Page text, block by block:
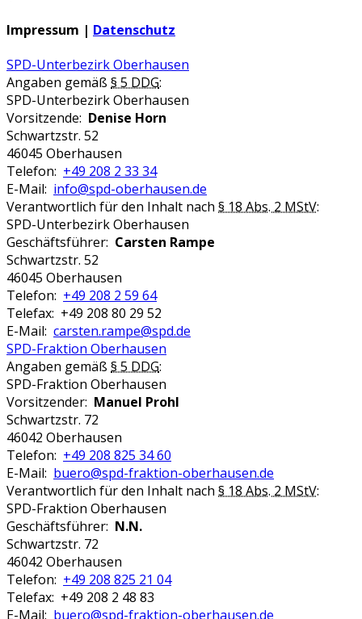
Impressum | Datenschutz
SPD-Unterbezirk Oberhausen
Angaben gemäß § 5 DDG:
SPD-Unterbezirk Oberhausen
Vorsitzende: Denise Horn
Schwartzstr. 52
46045 Oberhausen
Telefon: +49 208 2 33 34
E-Mail: info@spd-oberhausen.de
Verantwortlich für den Inhalt nach § 18 Abs. 2 MStV:
SPD-Unterbezirk Oberhausen
Geschäftsführer: Carsten Rampe
Schwartzstr. 52
46045 Oberhausen
Telefon: +49 208 2 59 64
Telefax: +49 208 80 29 52
E-Mail: carsten.rampe@spd.de
SPD-Fraktion Oberhausen
Angaben gemäß § 5 DDG:
SPD-Fraktion Oberhausen
Vorsitzender: Manuel Prohl
Schwartzstr. 72
46042 Oberhausen
Telefon: +49 208 825 34 60
E-Mail: buero@spd-fraktion-oberhausen.de
Verantwortlich für den Inhalt nach § 18 Abs. 2 MStV:
SPD-Fraktion Oberhausen
Geschäftsführer: N.N.
Schwartzstr. 72
46042 Oberhausen
Telefon: +49 208 825 21 04
Telefax: +49 208 2 48 83
E-Mail: buero@spd-fraktion-oberhausen.de